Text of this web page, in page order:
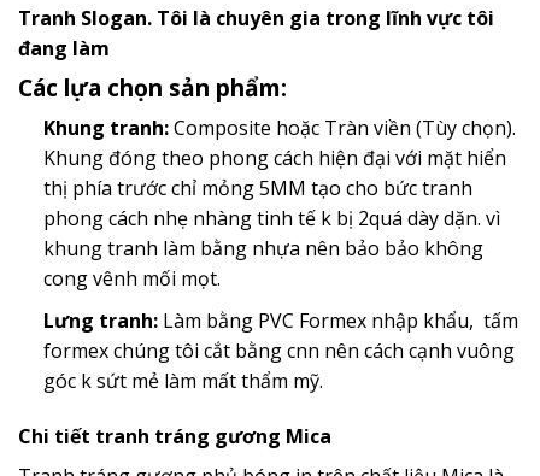
Tranh Slogan. Tôi là chuyên gia trong lĩnh vực tôi
đang làm
Các lựa chọn sản phẩm:
Khung tranh:Composite hoặc Tràn viền (Tùy chọn).
Khung đóng theo phong cách hiện đại với mặt hiển
thị phía trước chỉ mỏng 5MM tạo cho bức tranh
phong cách nhẹ nhàng tinh tế k bị 2quá dày dặn. vì
khung tranh làm bằng nhựa nên bảo bảo không
cong vênh mối mọt.
Lưng tranh:Làm bằng PVC Formex nhập khẩu, tấm
formex chúng tôi cắt bằng cnn nên cách cạnh vuông
góc k sứt mẻ làm mất thẩm mỹ.
Chi tiết tranh tráng gương Mica